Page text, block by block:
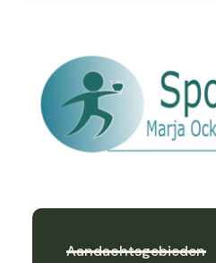
Aandachtsgebieden